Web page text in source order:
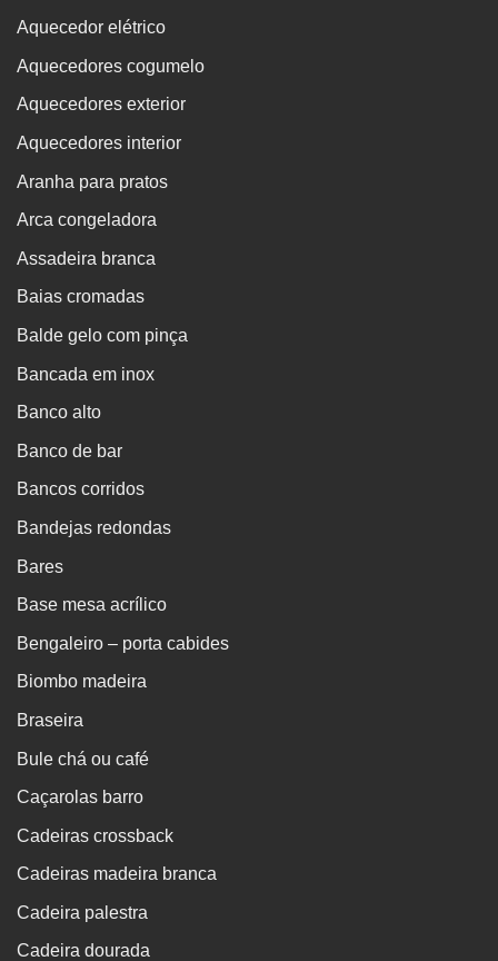
Aquecedor elétrico
Aquecedores cogumelo
Aquecedores exterior
Aquecedores interior
Aranha para pratos
Arca congeladora
Assadeira branca
Baias cromadas
Balde gelo com pinça
Bancada em inox
Banco alto
Banco de bar
Bancos corridos
Bandejas redondas
Bares
Base mesa acrílico
Bengaleiro – porta cabides
Biombo madeira
Braseira
Bule chá ou café
Caçarolas barro
Cadeiras crossback
Cadeiras madeira branca
Cadeira palestra
Cadeira dourada